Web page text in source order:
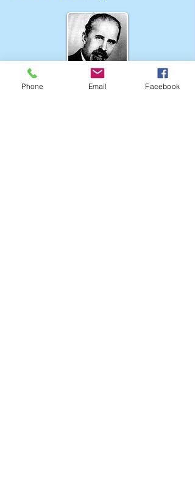
Phone Email Facebook